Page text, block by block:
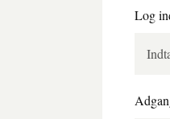
Log